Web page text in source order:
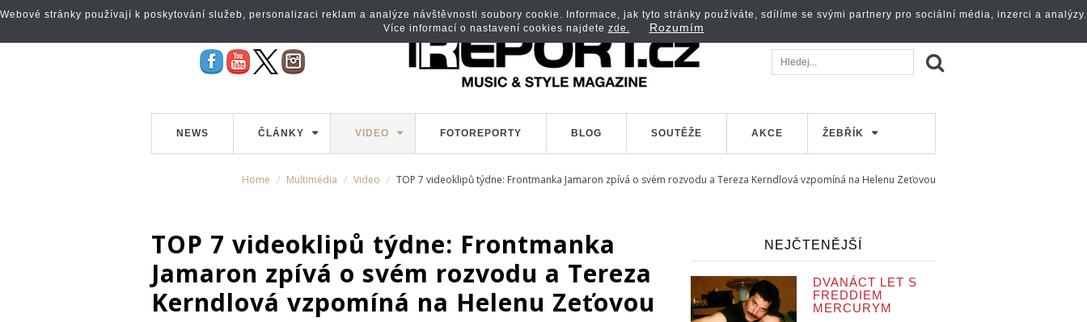
NEWS ČLÁNKY VIDEO FOTOREPORTY BLOG SOUTĚŽE AKCE ŽEBŘÍK
Home Multimédia Video TOP 7 videoklipů týdne: Frontmanka Jamaron zpívá o svém rozvodu a Tereza Kerndlová vzpomíná na Helenu Zeťovou
TOP 7 videoklipů týdne: Frontmanka
Jamaron zpívá o svém rozvodu a Tereza
Kerndlová vzpomíná na Helenu Zeťovou
NEJČTENĚJŠÍ
DVANÁCT LET S
FREDDIEM
MERCURYM
Webové stránky používají k poskytování služeb, personalizaci reklam a analýze návštěvnosti soubory cookie. Informace, jak tyto stránky používáte, sdílíme se svými partnery pro sociální média, inzerci a analýzy.
Více informací o nastavení cookies najdete zde. Rozumím